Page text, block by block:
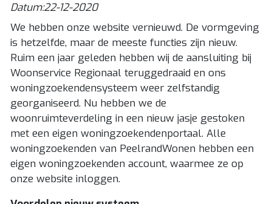
Datum:22-12-2020
We hebben onze website vernieuwd. De vormgeving
is hetzelfde, maar de meeste functies zijn nieuw.
Ruim een jaar geleden hebben wij de aansluiting bij
Woonservice Regionaal teruggedraaid en ons
woningzoekendensysteem weer zelfstandig
georganiseerd. Nu hebben we de
woonruimteverdeling in een nieuw jasje gestoken
met een eigen woningzoekendenportaal. Alle
woningzoekenden van PeelrandWonen hebben een
eigen woningzoekenden account, waarmee ze op
onze website inloggen.